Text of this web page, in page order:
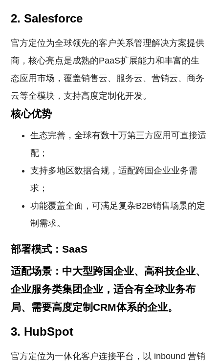
2. Salesforce
官方定位为全球领先的客户关系管理解决方案提供
商，核心亮点是成熟的PaaS扩展能力和丰富的生
态应用市场，覆盖销售云、服务云、营销云、商务
云等全模块，支持高度定制化开发。
核心优势
生态完善，全球有数十万第三方应用可直接适
配；
支持多地区数据合规，适配跨国企业业务需
求；
功能覆盖全面，可满足复杂B2B销售场景的定
制需求。
部署模式：SaaS
适配场景：中大型跨国企业、高科技企业、
企业服务类集团企业，适合有全球业务布
局、需要高度定制CRM体系的企业。
3. HubSpot
官方定位为一体化客户连接平台，以 inbound 营销